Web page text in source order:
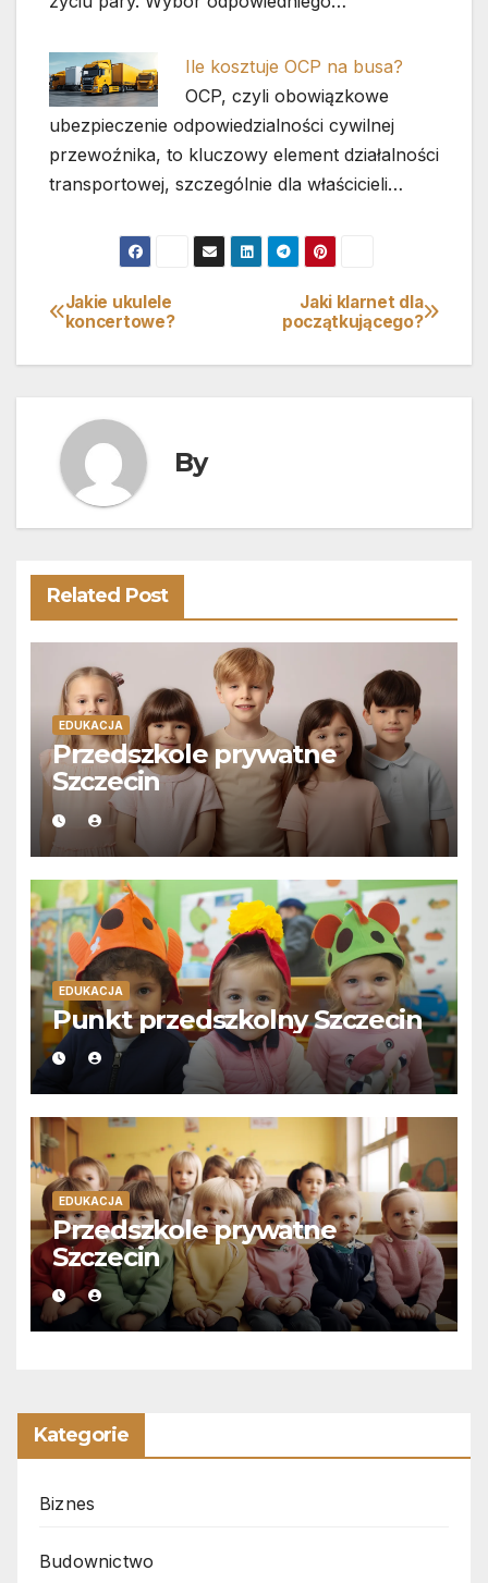
Ile kosztuje OCP na busa?
OCP, czyli obowiązkowe
ubezpieczenie odpowiedzialności cywilnej
przewoźnika, to kluczowy element działalności
transportowej, szczególnie dla właścicieli…
Nawigacja
wpisu
Jaki klarnet dla
początkującego?
Jakie ukulele
koncertowe?
By
Related Post
EDUKACJA
Przedszkole prywatne
Szczecin
EDUKACJA
Punkt przedszkolny Szczecin
EDUKACJA
Przedszkole prywatne
Szczecin
Kategorie
Biznes
Budownictwo